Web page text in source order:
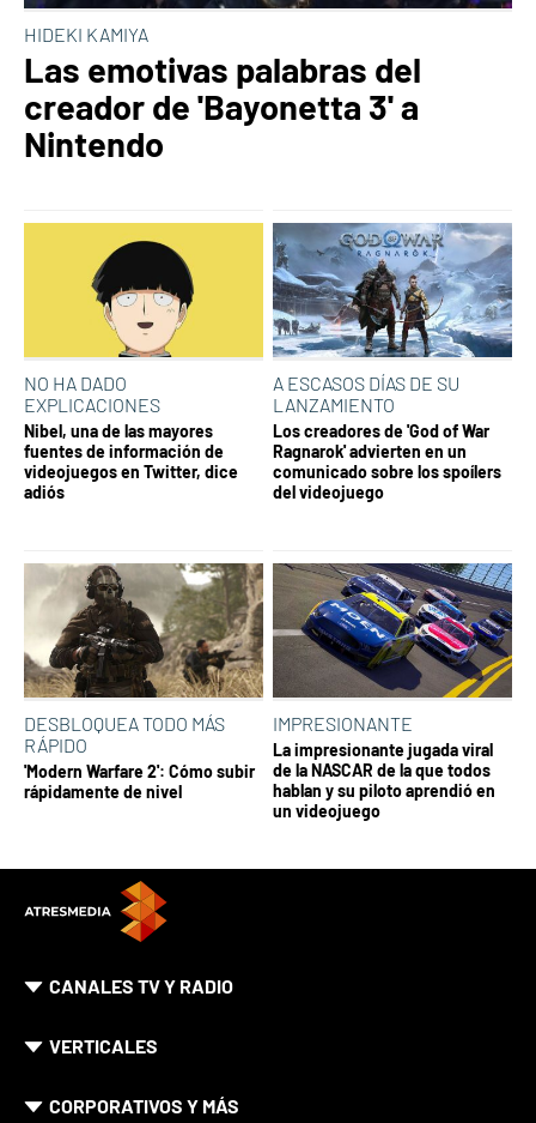
HIDEKI KAMIYA
Las emotivas palabras del
creador de 'Bayonetta 3' a
Nintendo
NO HA DADO
EXPLICACIONES
Nibel, una de las mayores
fuentes de información de
videojuegos en Twitter, dice
adiós
A ESCASOS DÍAS DE SU
LANZAMIENTO
Los creadores de 'God of War
Ragnarok' advierten en un
comunicado sobre los spoílers
del videojuego
DESBLOQUEA TODO MÁS
RÁPIDO
'Modern Warfare 2': Cómo subir
rápidamente de nivel
IMPRESIONANTE
La impresionante jugada viral
de la NASCAR de la que todos
hablan y su piloto aprendió en
un videojuego
CANALES TV Y RADIO
VERTICALES
CORPORATIVOS Y MÁS